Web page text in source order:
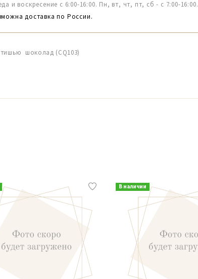
и воскресение с 6:00-16:00. Пн, вт, чт, пт, сб - с 7:00-16:00.
доставка по России.
шоколад (СQ103)
В наличии